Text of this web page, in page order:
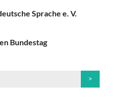
Sprache e. V.
Bundestag